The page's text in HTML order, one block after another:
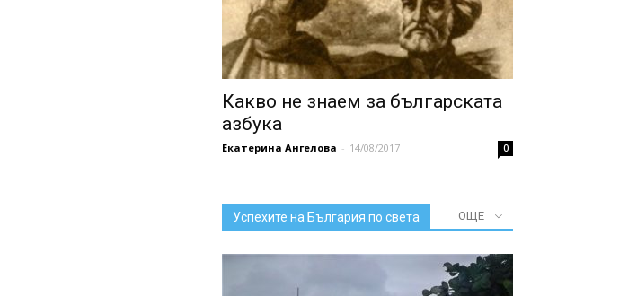
Какво не знаем за българската
азбука
Екатерина Ангелова - 14/08/2017 0
Успехите на България по света ОЩЕ